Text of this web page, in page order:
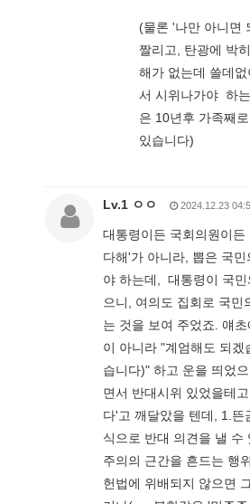
(물론 '나만 아니면
짤리고, 탄광에 박
해가 없는데 쓸데
서 시위나가야 하
은 10년후 가족째
있습니다)
Lv.1 ㅇㅇ 2024.12.23
대통령이든 국회의원이
다해'가 아니라, 뽑은 국
야 하는데, 대통령이 국
으니, 여의도 집회로 국민
는 것을 보여 주었죠. 얘
이 아니라 "계엄해도 되겠
습니다)" 하고 운을 띄었
면서 반대시위 있었을테
다'고 깨달았을 텐데, 1.뜬
식으로 반대 의견을 낼 수
주의의 근간을 흔드는 행
헌법에 위배되지 않으면